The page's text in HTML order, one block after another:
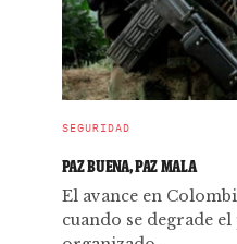
SEGURIDAD
PAZ BUENA, PAZ MALA
El avance en
cuando se degrade